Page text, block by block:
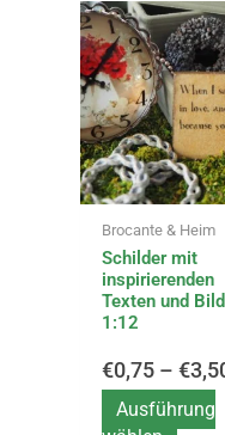
Brocante & Heim
Schilder mit
inspirierenden
Texten und
1:12
€0,75 –€
Ausführung
weist
auf.
Die
auf
der